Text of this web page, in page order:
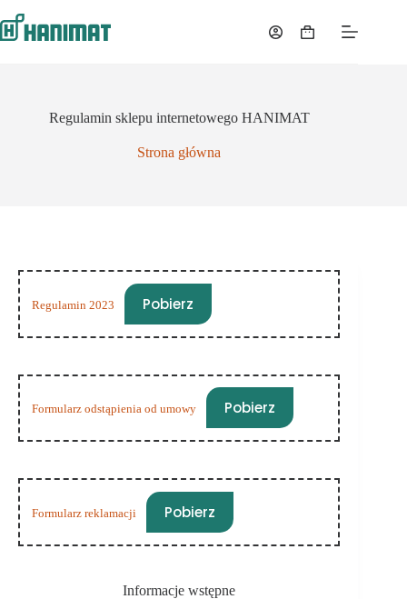
do
treści
Koszyk
Regulamin sklepu internetowego HANIMAT
Strona główna
Regulamin 2023 Pobierz
Formularz odstąpienia od umowy Pobierz
Formularz reklamacji Pobierz
Informacje wstępne